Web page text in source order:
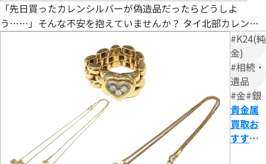
に要
注
シル
バー
925
との
違い
と本
「先日買ったカレンシルバーが偽造品だったらどうしよ
う……」そんな不安を抱えていませんか？ タイ北部カレン族
が手作業で仕上げる高純度シルバーは、独特の風合いと文化的
価値から世界中で人気を集めています。しかし、人気の高まり
とともに、精巧な偽造品や類似品が市場に増加しているのも事
ら、偽造品を見抜くための具体的なチェックポイント、安心
#K24(純
金)
#相続・
遺品
#金#銀
貴金属
買取お
すすめ